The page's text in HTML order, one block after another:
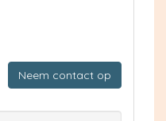
Neem contact op